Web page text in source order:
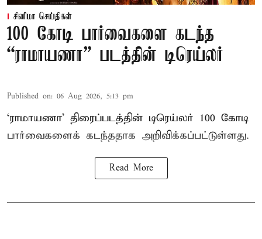
சினிமா செய்திகள்
100 கோடி பார்வைகளை கடந்த
“ராமாயணா” படத்தின் டிரெய்லர்
Published on: 06 Aug 2026, 5:13 pm
‘ராமாயணா’ திரைப்படத்தின் டிரெய்லர் 100 கோடி
பார்வைகளைக் கடந்ததாக அறிவிக்கப்பட்டுள்ளது.
Read More